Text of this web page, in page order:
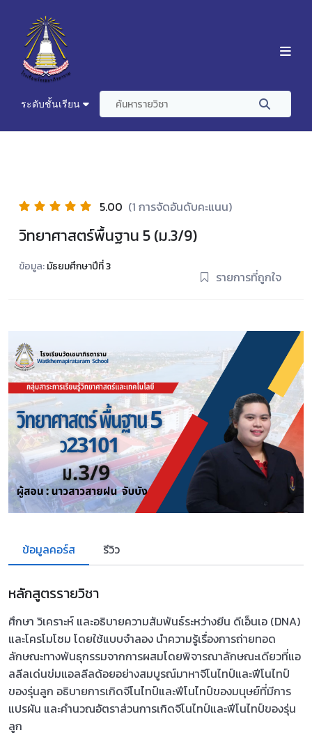
ระดับชั้นเรียน
5.00 (1 การจัดอันดับคะแนน)
วิทยาศาสตร์พื้นฐาน 5 (ม.3/9)
ข้อมูล:มัธยมศึกษาปีที่ 3
รายการที่ถูกใจ
ข้อมูลคอร์ส รีวิว
หลักสูตรรายวิชา
ศึกษา วิเคราะห์ และอธิบายความสัมพันธ์ระหว่างยีน ดีเอ็นเอ (DNA)
และโครโมโซม โดยใช้แบบจำลอง นำความรู้เรื่องการถ่ายทอด
ลักษณะทางพันธุกรรมจากการผสมโดยพิจารณาลักษณะเดียวที่แอ
ลลีลเด่นข่มแอลลีลด้อยอย่างสมบูรณ์มาหาจีโนไทป์และฟีโนไทป์
ของรุ่นลูก อธิบายการเกิดจีโนไทป์และฟีโนไทป์ของมนุษย์ที่มีการ
แปรผัน และคำนวณอัตราส่วนการเกิดจีโนไทป์และฟีโนไทป์ของรุ่น
ลูก